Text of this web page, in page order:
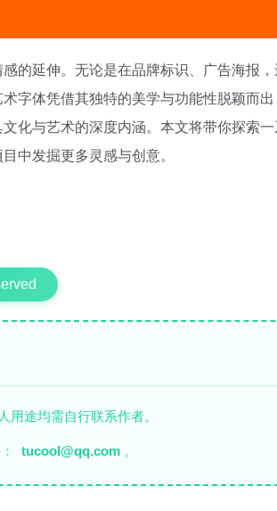
的延伸。无论是在品牌标识、广告海报，
字体凭借其独特的美学与功能性脱颖而
化与艺术的深度内涵。本文将带你探索
中发掘更多灵感与创意。
途均需自行联系作者。
tucool@qq.com 。